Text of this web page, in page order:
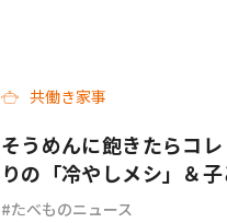
共働き家事
そうめんに飽きたらコ
りの「冷やしメシ」＆
チ」各3選
たべものニュース